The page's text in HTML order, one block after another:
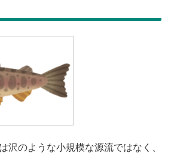
沢のような小規模な源流ではなく、